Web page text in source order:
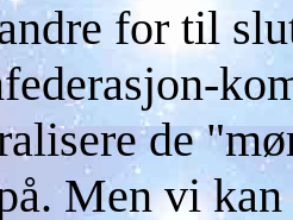
for til
de
Men vi